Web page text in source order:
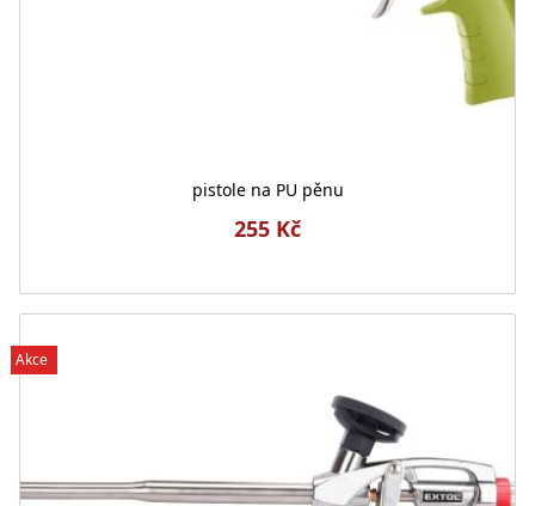
pistole na PU pěnu
255 Kč
Akce